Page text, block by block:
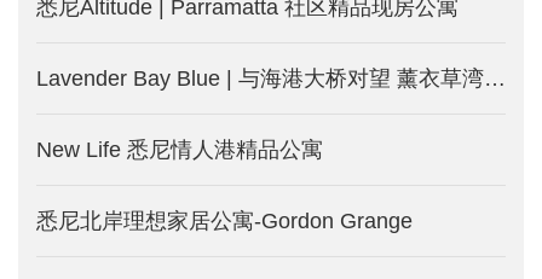
悉尼Altitude | Parramatta 社区精品现房公寓
Lavender Bay Blue | 与海港大桥对望 薰衣草湾的“蓝”漫豪宅
New Life 悉尼情人港精品公寓
悉尼北岸理想家居公寓-Gordon Grange